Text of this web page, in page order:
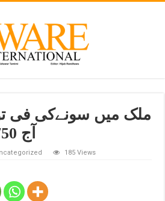
ملک میں سونےکی فی
آج 1750 روپے اضافہ
185 Views